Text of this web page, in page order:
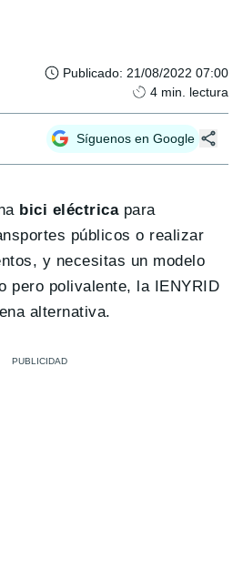
Publicado: 21/08/2022 07:00
4 min. lectura
Síguenos en Google
bici eléctricapara
públicos o realizar
y necesitas un modelo
pero polivalente, la IENYRID
alternativa.